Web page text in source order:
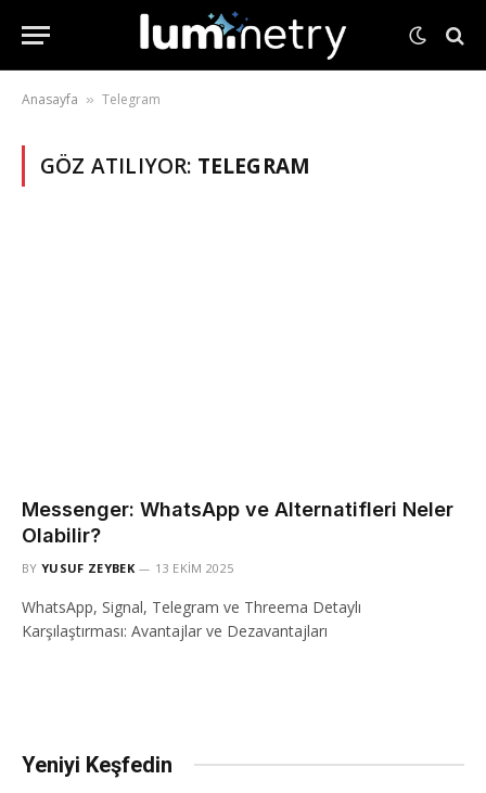
Anasayfa » Telegram
GÖZ ATILIYOR: TELEGRAM
Messenger: WhatsApp ve Alternatifleri Neler
Olabilir?
BY YUSUF ZEYBEK 13 EKIM 2025
WhatsApp, Signal, Telegram ve Threema Detaylı
Karşılaştırması: Avantajlar ve Dezavantajları
Yeniyi Keşfedin